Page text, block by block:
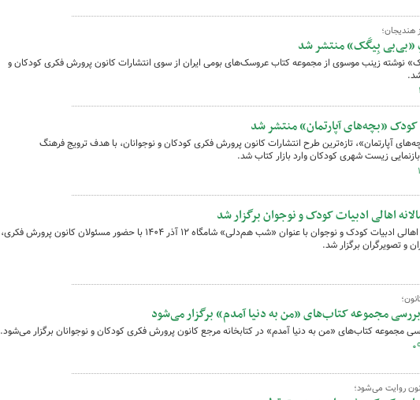
هندیجان؛
بِیگَک» منتشر شد
نوشته زینب موسوی از مجموعه کتاب عروسک‌های بومی ایران از سوی انتشارات کانون پرورش فکری کودکان و
«بچه‌های آپارتمان» منتشر شد
آپارتمان»، تازه‌ترین طرح انتشارات کانون پرورش فکری کودکان و نوجوانان، با هدف ترویج فرهنگ
زیست شهری کودکان وارد بازار کتاب شد.
اهالی ادبیات کودک و نوجوان برگزار شد
گردهمایی سالانه اهالی ادبیات کودک و نوجوان با عنوان «شب هم‌دلی» شامگاه ۱۲ آذر ۱۴۰۴ با حضور مسئولان کانون پرورش فکری،
و تصویرگران برگزار شد.
مجموعه کتاب‌های «من به دنیا آمدم» برگزار می‌شود
مجموعه کتاب‌های «من به دنیا آمدم» در کتابخانه مرجع کانون پرورش فکری کودکان و نوجوانان برگزار می‌شود.
روایت می‌شود؛